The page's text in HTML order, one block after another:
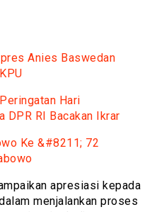
Anies Baswedan
Hari
DPR RI Bacakan Ikrar
Ke &#8211; 72
apresiasi kepada
menjalankan proses